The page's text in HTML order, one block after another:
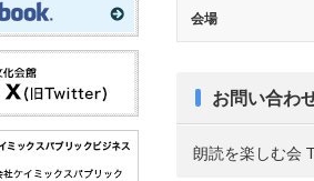
会場
お問い合わ
朗読を楽しむ会